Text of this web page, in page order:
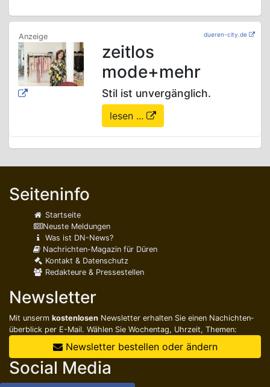
dueren-city.de
zeitlos
mode+mehr
Stil ist unvergänglich.
lesen ...
Seiteninfo
Startseite
Neuste Meldungen
Was ist DN-News?
Nachrichten-Magazin für Düren
Kontakt & Datenschutz
Redakteure & Pressestellen
Newsletter
Mit unserm kostenlosen Newsletter erhalten Sie einen Nachichten­
überblick per E-Mail. Wählen Sie Wochentag, Uhrzeit, Themen:
Newsletter bestellen oder ändern
Social Media